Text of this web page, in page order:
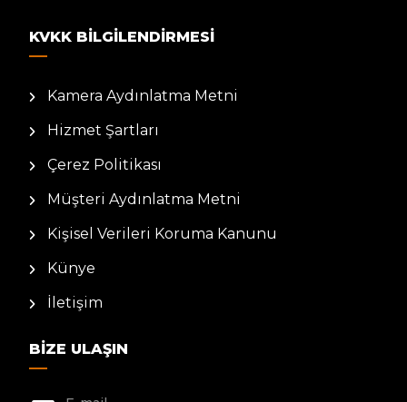
KVKK BILGILENDIRMESI
Kamera Aydınlatma Metni
Hizmet Şartları
Çerez Politikası
Müşteri Aydınlatma Metni
Kişisel Verileri Koruma Kanunu
Künye
İletişim
BIZE ULAŞIN